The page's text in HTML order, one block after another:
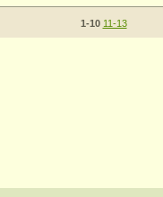
1-10 11-13